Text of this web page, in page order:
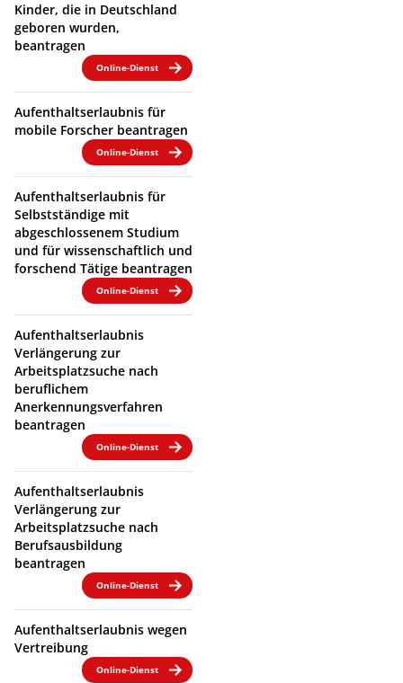
Kinder, die in Deutschland
geboren wurden,
beantragen
Online-Dienst
Aufenthaltserlaubnis für
mobile Forscher beantragen
Online-Dienst
Aufenthaltserlaubnis für
Selbstständige mit
abgeschlossenem Studium
und für wissenschaftlich und
forschend Tätige beantragen
Online-Dienst
Aufenthaltserlaubnis
Verlängerung zur
Arbeitsplatzsuche nach
beruflichem
Anerkennungsverfahren
beantragen
Online-Dienst
Aufenthaltserlaubnis
Verlängerung zur
Arbeitsplatzsuche nach
Berufsausbildung
beantragen
Online-Dienst
Aufenthaltserlaubnis wegen
Vertreibung
Online-Dienst